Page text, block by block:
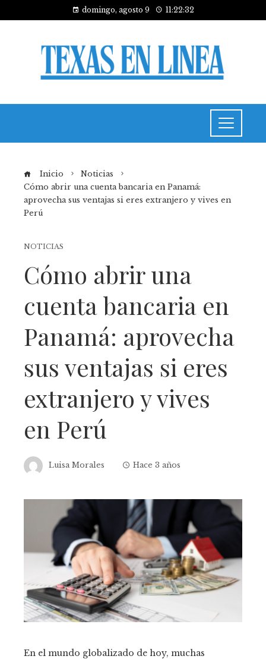
domingo, agosto 9 11:22:32
Inicio
Noticias
Cómo abrir una cuenta bancaria en Panamá:
aprovecha sus ventajas si eres extranjero y vives en
Perú
NOTICIAS
Cómo abrir una
cuenta bancaria en
Panamá: aprovecha
sus ventajas si eres
extranjero y vives
en Perú
Luisa Morales Hace 3 años
En el mundo globalizado de hoy, muchas